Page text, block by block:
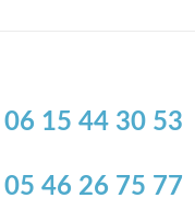
06 15 44 30 53
05 46 26 75 77